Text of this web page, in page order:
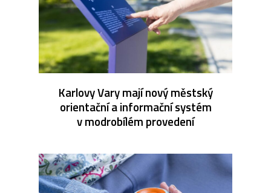
Karlovy Vary mají nový městský
orientační a informační systém
v modrobílém provedení